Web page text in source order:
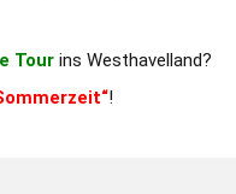
Tour ins Westhavelland?
!